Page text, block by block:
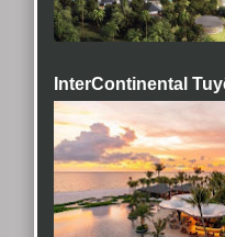
InterContinental